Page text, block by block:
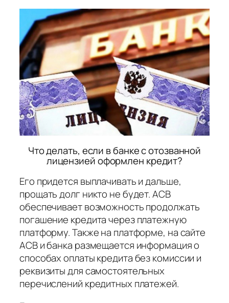
Что делать, если в банке с отозванной
лицензией оформлен кредит?
Его придется выплачивать и дальше,
прощать долг никто не будет. АСВ
обеспечивает возможность продолжать
погашение кредита через платежную
платформу. Также на платформе, на сайте
АСВ и банка размещается информация о
способах оплаты кредита без комиссии и
реквизиты для самостоятельных
перечислений кредитных платежей.